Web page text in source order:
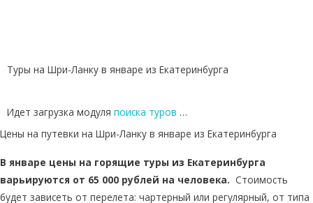
Туры на Шри-Ланку в январе из Екатеринбурга
Идет загрузка модуля поиска туров …
Цены на путевки на Шри-Ланку в январе из Екатеринбурга
В январе цены на горящие туры из Екатеринбурга
варьируются от 65 000 рублей на человека. Стоимость
будет зависеть от перелета: чартерный или регулярный, от типа